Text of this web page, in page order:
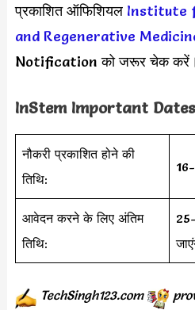
प्रकाशित ऑफिशियल Institute
and Regenerative
Notification को जरूर चेक करें।
InStem Important Dates
नौकरी प्रकाशित होने की
तिथि:
आवेदन करने के लिए अंतिम
तिथि:
TechSingh123.com